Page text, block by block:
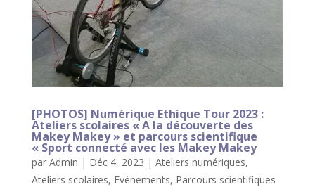
[PHOTOS] Numérique Ethique Tour 2023 :
Ateliers scolaires « A la découverte des
Makey Makey » et parcours scientifique
« Sport connecté avec les Makey Makey
par Admin | Déc 4, 2023 | Ateliers numériques,
Ateliers scolaires, Evènements, Parcours scientifiques